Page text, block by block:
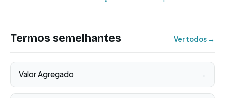
Termos semelhantes Ver todos →
Valor Agregado →